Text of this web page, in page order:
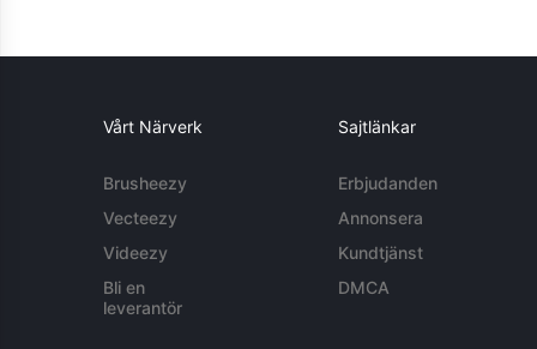
Vårt Närverk
Brusheezy
Vecteezy
Videezy
Bli en
leverantör
Sajtlänkar
Erbjudanden
Annonsera
Kundtjänst
DMCA